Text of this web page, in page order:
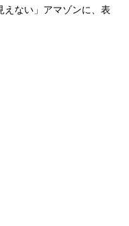
えない」アマゾンに、表